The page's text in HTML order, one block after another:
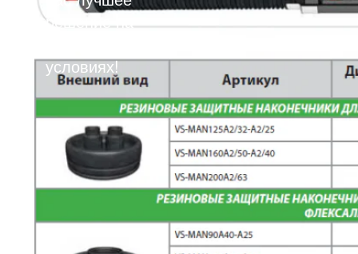
решение на
условиях!